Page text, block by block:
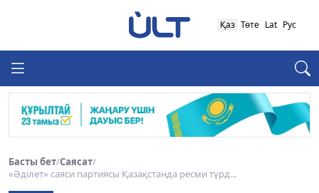
Қаз Төте Lat Рус
Басты бет/Саясат/
«Әділет» саяси партиясы Қазақстанда ресми түрд...